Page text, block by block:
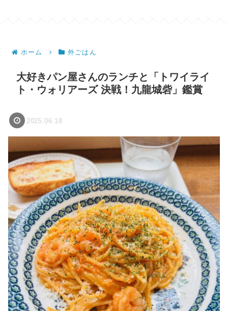
ホーム 外ごはん
大好きパン屋さんのランチと「トワイライ
ト・ウォリアーズ 決戦！九龍城砦」鑑賞
2025.06.18